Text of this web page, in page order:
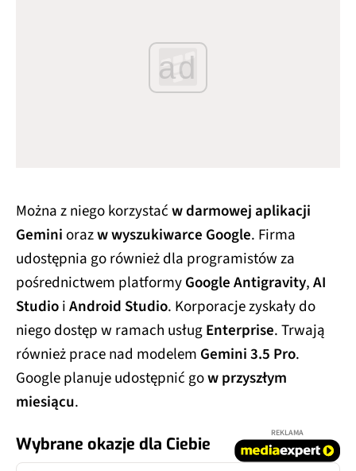
ad
Można z niego korzystaćw darmowej aplikacji
Geminiorazw wyszukiwarce Google. Firma
udostępnia go również dla programistów za
pośrednictwem platformyGoogle Antigravity,AI
StudioiAndroid Studio. Korporacje zyskały do
niego dostęp w ramach usługEnterprise. Trwają
również prace nad modelem Gemini 3.5 Pro.
Google planuje udostępnić gow przyszłym
miesiącu.
Wybrane okazje dla Ciebie
REKLAMA